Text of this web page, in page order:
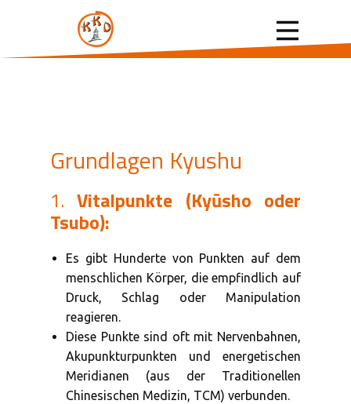
Grundlagen Kyushu
1.Vitalpunkte (Kyūsho oder
Tsubo):
Es gibt Hunderte von Punkten auf dem
menschlichen Körper, die empfindlich auf
Druck, Schlag oder Manipulation
reagieren.
Diese Punkte sind oft mit Nervenbahnen,
Akupunkturpunkten und energetischen
Meridianen (aus der Traditionellen
Chinesischen Medizin, TCM) verbunden.